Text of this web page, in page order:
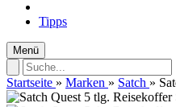
Tipps
Menü
Startseite » Marken » Satch »